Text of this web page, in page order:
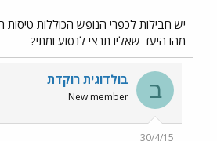
יש חבילות לכפרי הנופש הכוללות טיסות
מהו היעד שאליו תרצי לנסוע ומתי?
ב בולדוגית רוקדת
New member
30/4/15